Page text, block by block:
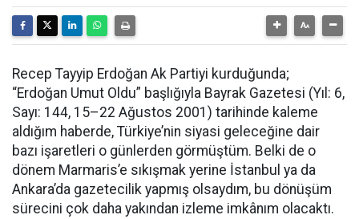
Recep Tayyip Erdoğan Ak Partiyi kurduğunda;
“Erdoğan Umut Oldu” başlığıyla Bayrak Gazetesi (Yıl: 6,
Sayı: 144, 15–22 Ağustos 2001) tarihinde kaleme
aldığım haberde, Türkiye’nin siyasi geleceğine dair
bazı işaretleri o günlerden görmüştüm. Belki de o
dönem Marmaris’e sıkışmak yerine İstanbul ya da
Ankara’da gazetecilik yapmış olsaydım, bu dönüşüm
sürecini çok daha yakından izleme imkânım olacaktı.